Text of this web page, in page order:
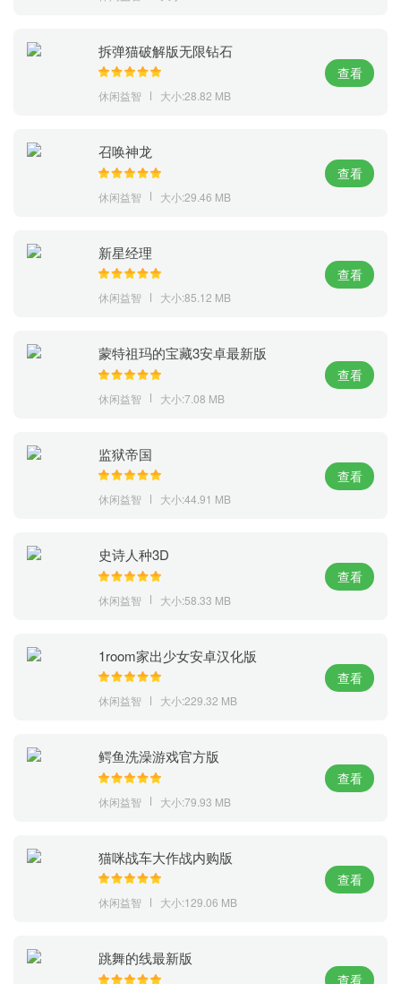
拆弹猫破解版无限钻石
休闲益智 大小:28.82 MB
查看
召唤神龙
休闲益智 大小:29.46 MB
查看
新星经理
休闲益智 大小:85.12 MB
查看
蒙特祖玛的宝藏3安卓最新版
休闲益智 大小:7.08 MB
查看
监狱帝国
休闲益智 大小:44.91 MB
查看
史诗人种3D
休闲益智 大小:58.33 MB
查看
1room家出少女安卓汉化版
休闲益智 大小:229.32 MB
查看
鳄鱼洗澡游戏官方版
休闲益智 大小:79.93 MB
查看
猫咪战车大作战内购版
休闲益智 大小:129.06 MB
查看
跳舞的线最新版
查看